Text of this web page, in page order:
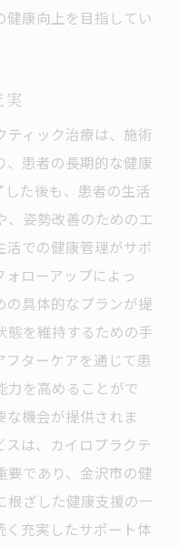
健康向上を目指してい
ティック治療は、施術
、患者の長期的な健康
た後も、患者の生活
、姿勢改善のためのエ
活での健康管理がサポ
ローアップによっ
の具体的なプランが提
態を維持するための手
ターケアを通じて患
力を高めることがで
な機会が提供されま
スは、カイロプラクテ
要であり、金沢市の健
根ざした健康支援の一
く充実したサポート体